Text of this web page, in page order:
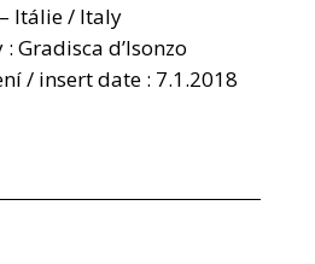
Itálie / Italy
Gradisca d’Isonzo
/ insert date : 7.1.2018